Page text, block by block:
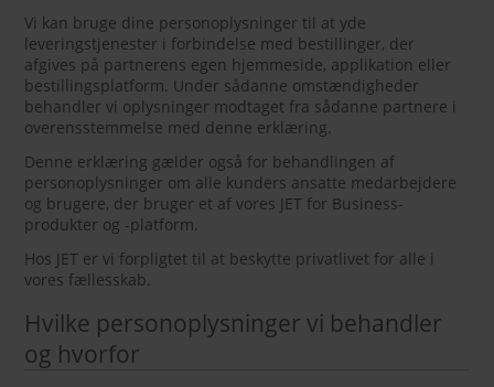
Vi kan bruge dine personoplysninger til at yde
leveringstjenester i forbindelse med bestillinger, der
afgives på partnerens egen hjemmeside, applikation eller
bestillingsplatform. Under sådanne omstændigheder
behandler vi oplysninger modtaget fra sådanne partnere i
overensstemmelse med denne erklæring.
Denne erklæring gælder også for behandlingen af
personoplysninger om alle kunders ansatte medarbejdere
og brugere, der bruger et af vores JET for Business-
produkter og -platform.
Hos JET er vi forpligtet til at beskytte privatlivet for alle i
vores fællesskab.
Hvilke personoplysninger vi behandler
og hvorfor